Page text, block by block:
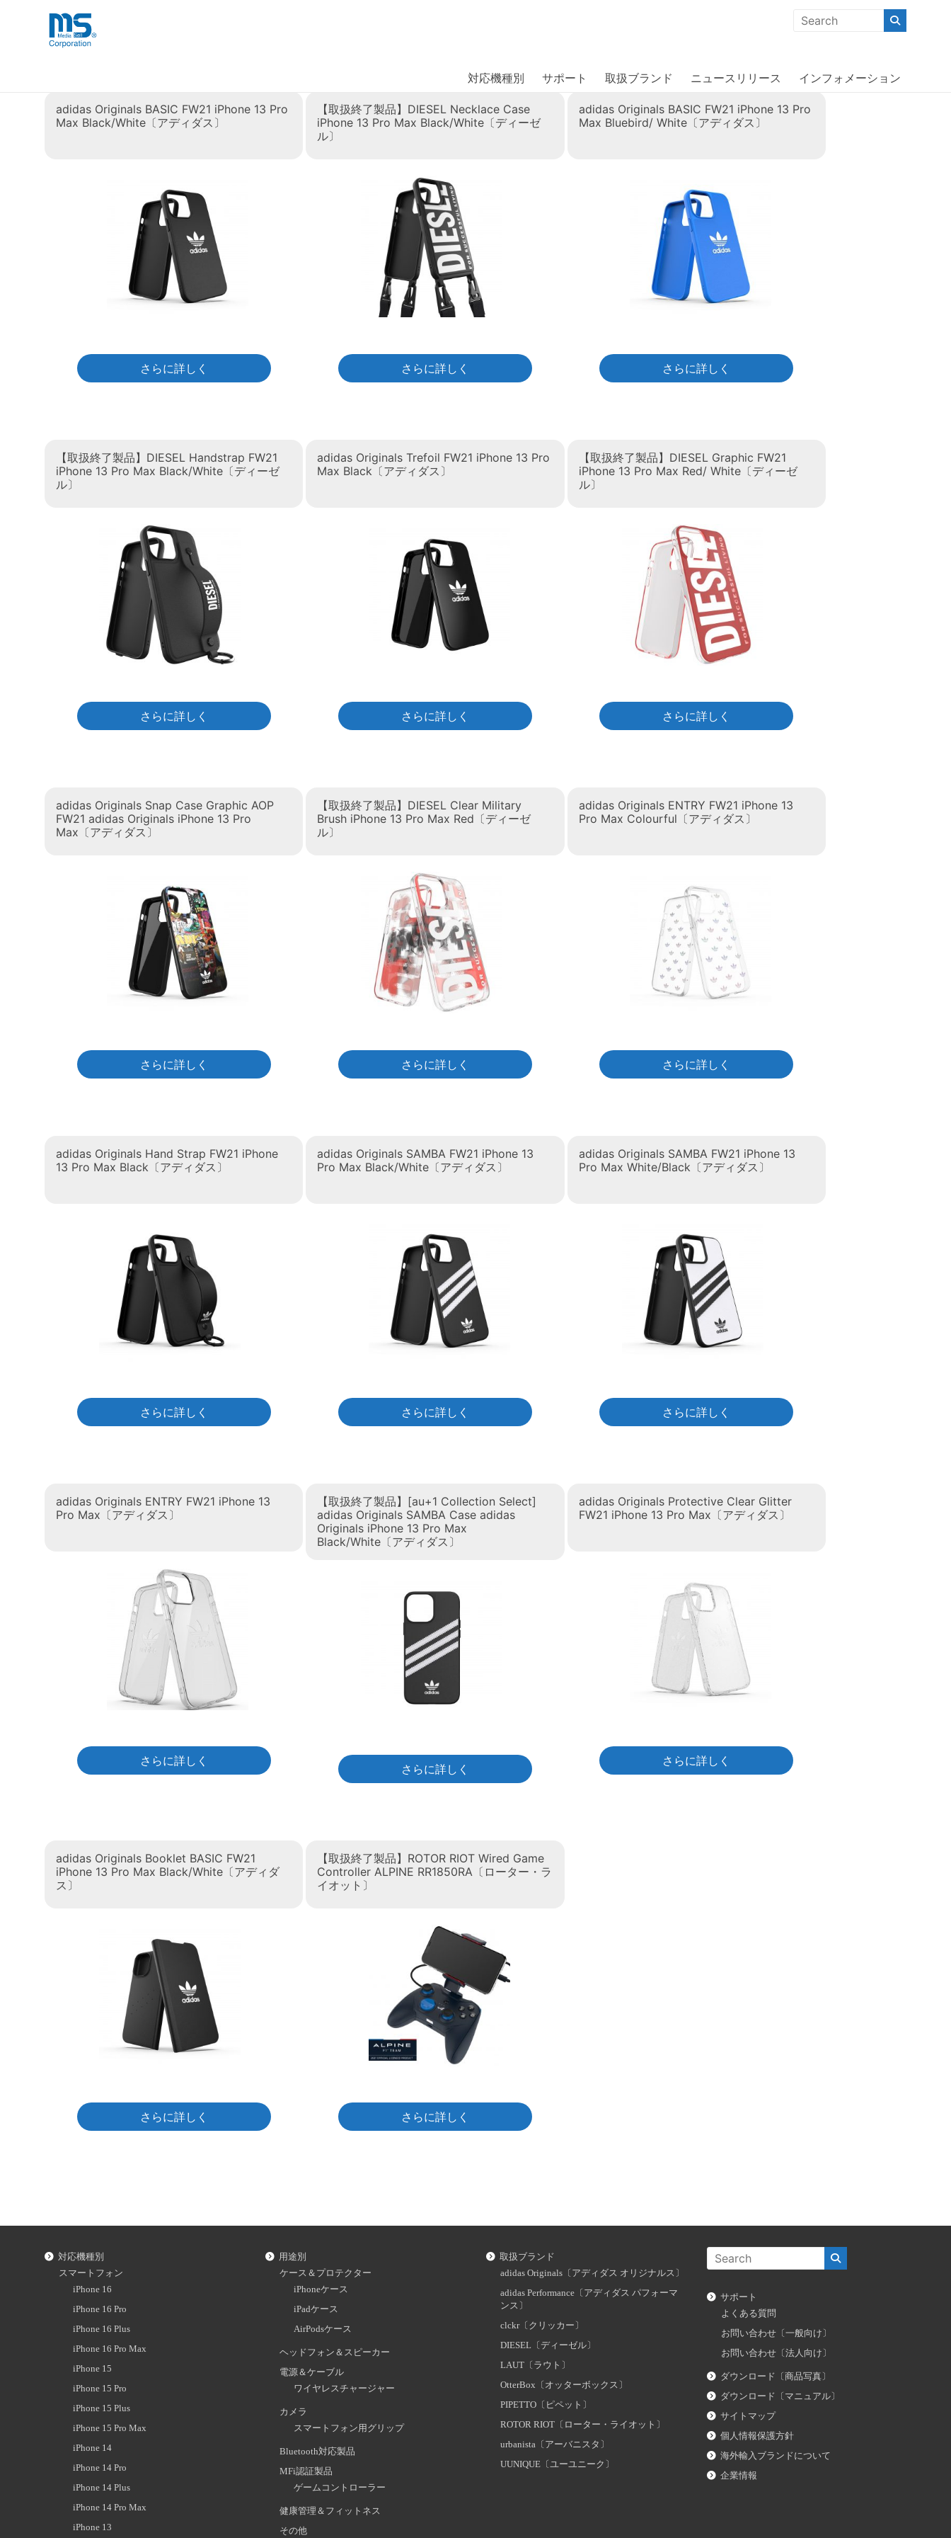
海外事業部が取り揃えている海外輸入商品には、日本では珍しい「海外ブランド」をはじめ「ユニークな商品」「機能的な商品」「コストパフォーマンスの高い商
対応機種別 サポート 取扱ブランド ニュースリリース インフォメーション
adidas Originals BASIC FW21 iPhone 13 Pro
Max Black/White〔アディダス〕
さらに詳しく
【取扱終了製品】DIESEL Necklace Case
iPhone 13 Pro Max Black/White〔ディーゼ
ル〕
さらに詳しく
adidas Originals BASIC FW21 iPhone 13 Pro
Max Bluebird/ White〔アディダス〕
さらに詳しく
【取扱終了製品】DIESEL Handstrap FW21
iPhone 13 Pro Max Black/White〔ディーゼ
ル〕
さらに詳しく
adidas Originals Trefoil FW21 iPhone 13 Pro
Max Black〔アディダス〕
さらに詳しく
【取扱終了製品】DIESEL Graphic FW21
iPhone 13 Pro Max Red/ White〔ディーゼ
ル〕
さらに詳しく
adidas Originals Snap Case Graphic AOP
FW21 adidas Originals iPhone 13 Pro
Max〔アディダス〕
さらに詳しく
【取扱終了製品】DIESEL Clear Military
Brush iPhone 13 Pro Max Red〔ディーゼ
ル〕
さらに詳しく
adidas Originals ENTRY FW21 iPhone 13
Pro Max Colourful〔アディダス〕
さらに詳しく
adidas Originals Hand Strap FW21 iPhone
13 Pro Max Black〔アディダス〕
さらに詳しく
adidas Originals SAMBA FW21 iPhone 13
Pro Max Black/White〔アディダス〕
さらに詳しく
adidas Originals SAMBA FW21 iPhone 13
Pro Max White/Black〔アディダス〕
さらに詳しく
adidas Originals ENTRY FW21 iPhone 13
Pro Max〔アディダス〕
さらに詳しく
【取扱終了製品】[au+1 Collection Select]
adidas Originals SAMBA Case adidas
Originals iPhone 13 Pro Max
Black/White〔アディダス〕
さらに詳しく
adidas Originals Protective Clear Glitter
FW21 iPhone 13 Pro Max〔アディダス〕
さらに詳しく
adidas Originals Booklet BASIC FW21
iPhone 13 Pro Max Black/White〔アディダ
ス〕
さらに詳しく
【取扱終了製品】ROTOR RIOT Wired Game
Controller ALPINE RR1850RA〔ローター・ラ
イオット〕
さらに詳しく
対応機種別
スマートフォン
iPhone 16
iPhone 16 Pro
iPhone 16 Plus
iPhone 16 Pro Max
iPhone 15
iPhone 15 Pro
iPhone 15 Plus
iPhone 15 Pro Max
iPhone 14
iPhone 14 Pro
iPhone 14 Plus
iPhone 14 Pro Max
iPhone 13
用途別
ケース＆プロテクター
iPhoneケース
iPadケース
AirPodsケース
ヘッドフォン＆スピーカー
電源＆ケーブル
ワイヤレスチャージャー
カメラ
スマートフォン用グリップ
Bluetooth対応製品
MFi認証製品
ゲームコントローラー
健康管理＆フィットネス
その他
取扱ブランド
adidas Originals〔アディダス オリジナルス〕
adidas Performance〔アディダス パフォーマ
ンス〕
clckr〔クリッカー〕
DIESEL〔ディーゼル〕
LAUT〔ラウト〕
OtterBox〔オッターボックス〕
PIPETTO〔ピペット〕
ROTOR RIOT〔ローター・ライオット〕
urbanista〔アーバニスタ〕
UUNIQUE〔ユーユニーク〕
サポート
よくある質問
お問い合わせ〔一般向け〕
お問い合わせ〔法人向け〕
ダウンロード〔商品写真〕
ダウンロード〔マニュアル〕
サイトマップ
個人情報保護方針
海外輸入ブランドについて
企業情報